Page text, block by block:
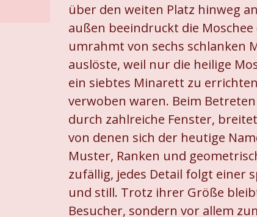
über den weiten Platz hinweg
außen beeindruckt die
umrahmt von sechs schlanken
auslöste, weil nur die heilige
ein siebtes Minarett zu
verwoben waren. Beim
durch zahlreiche Fenster,
von denen sich der heutige
Muster, Ranken und
zufällig, jedes Detail folgt einer
und still. Trotz ihrer Größe
Besucher, sondern vor allem